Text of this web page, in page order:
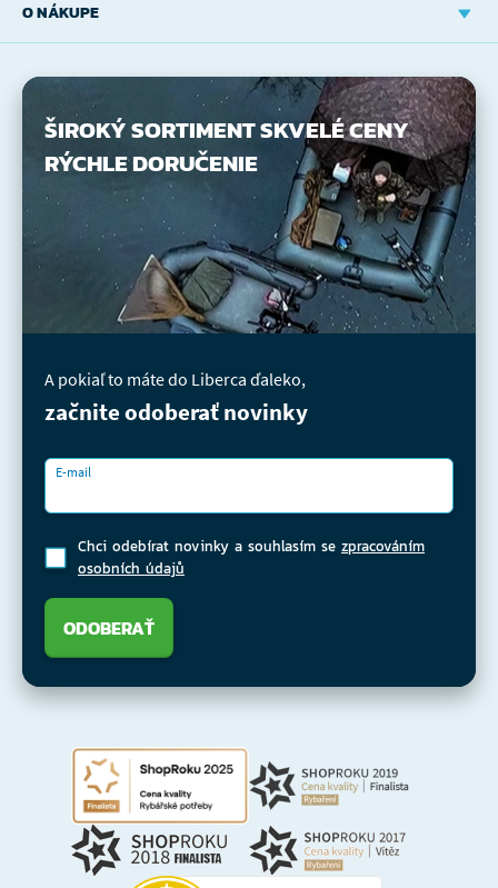
O NÁKUPE
ŠIROKÝ SORTIMENTSKVELÉ CENY
RÝCHLE DORUČENIE
A pokiaľ to máte do Liberca ďaleko,
začnite odoberať novinky
E-mail
Chci odebírat novinky a souhlasím se zpracováním
osobních údajů
ODOBERAŤ